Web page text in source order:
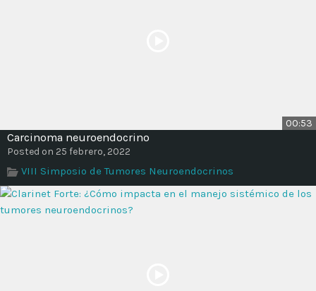
00:53
Carcinoma neuroendocrino
Posted on 25 febrero, 2022
VIII Simposio de Tumores Neuroendocrinos